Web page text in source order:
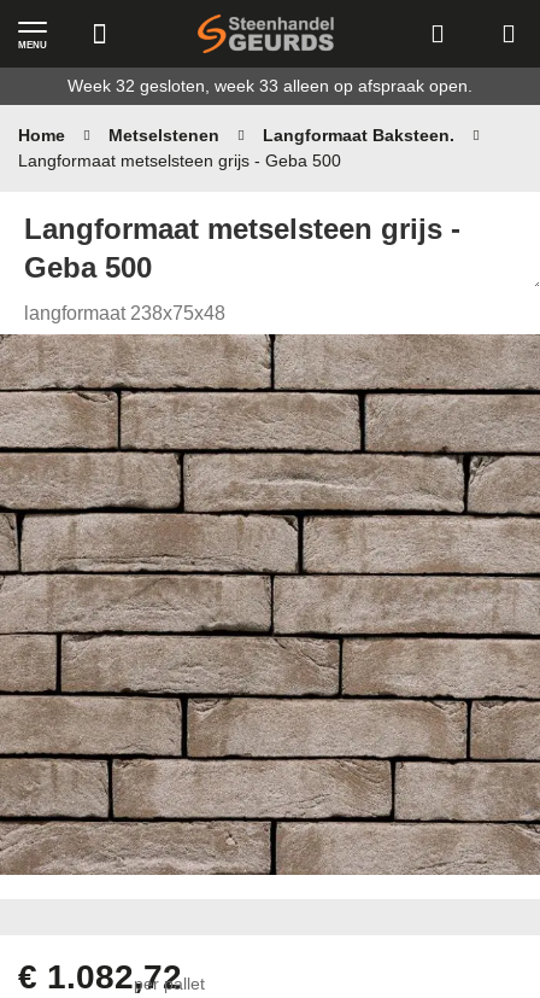
naar
de
inhoud
Week 32 gesloten, week 33 alleen op afspraak open.
MENU
Home Metselstenen
Langformaat Baksteen.
Langformaat metselsteen grijs - Geba 500
Langformaat metselsteen grijs -
Geba 500
langformaat 238x75x48
Ga
naar
het
einde
van
de
afbeeldingen-
gallerij
begin
van€ 1.082,72
per pallet